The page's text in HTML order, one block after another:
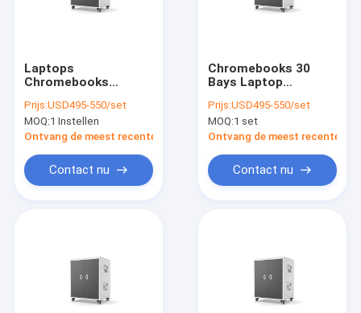
Laptops
Chromebooks
Charging Trolley
Prijs:USD495-550/set
MOQ:1 Instellen
Ontvang de meest recente Prijs
Contact nu
Chromebooks 30
Bays Laptop
kwaliteit
Prijs:USD495-550/set
MOQ:1 set
Ontvang de meest recente
Contact nu